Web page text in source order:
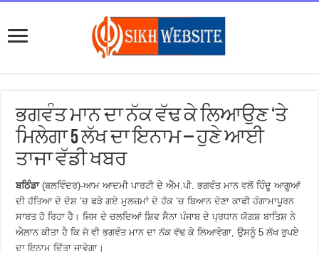
ਭਗਵੰਤ ਮਾਨ ਦਾ ਨੱਕ ਵੱਢ ਕੇ ਲਿਆਉਣ ‘ਤੇ
ਮਿਲੇਗਾ 5 ਲੱਖ ਦਾ ਇਨਾਮ – ਹੁਣੇ ਆਈ
ਤਾਜਾ ਵੱਡੀ ਖਬਰ
ਬਠਿੰਡਾ(ਬਲਵਿੰਦਰ)-ਆਮ ਆਦਮੀ ਪਾਰਟੀ ਦੇ ਐੱਮ.ਪੀ. ਭਗਵੰਤ ਮਾਨ ਵਲੋਂ ਹਿੰਦੂ ਆਗੂਆਂ
ਦੀ ਹੱਤਿਆ ਦੇ ਦੋਸ਼ ‘ਚ ਫੜੇ ਗਏ ਮੁਲਜ਼ਮਾਂ ਦੇ ਹੱਕ ‘ਚ ਬਿਆਨ ਦੇਣਾ ਕਾਫੀ ਹੰਗਾਮਾਪੂਰਨ
ਸਾਬਤ ਹੋ ਰਿਹਾ ਹੈ। ਜਿਸ ਦੇ ਚਲਦਿਆਂ ਸ਼ਿਵ ਸੈਨਾ ਪੰਜਾਬ ਦੇ ਪ੍ਰਧਾਨ ਯੋਗਸ਼ ਬਾਤਿਸ਼ ਨੇ
ਐਲਾਨ ਕੀਤਾ ਹੈ ਕਿ ਜੋ ਵੀ ਭਗਵੰਤ ਮਾਨ ਦਾ ਨੱਕ ਵੱਢ ਕੇ ਲਿਆਵੇਗਾ, ਉਸਨੂੰ 5 ਲੱਖ ਰੁਪਏ
ਦਾ ਇਨਾਮ ਦਿੱਤਾ ਜਾਵੇਗਾ।